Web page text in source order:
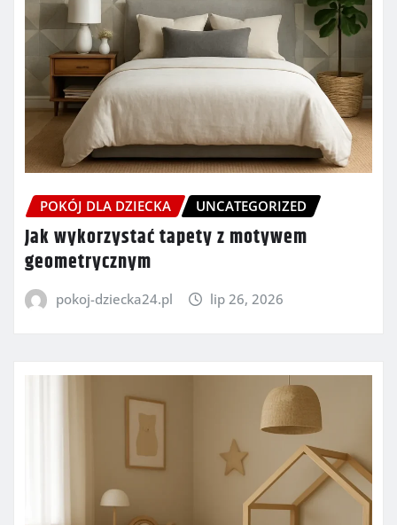
POKÓJ DLA DZIECKA UNCATEGORIZED
Jak wykorzystać tapety z motywem
geometrycznym
pokoj-dziecka24.pl lip 26, 2026